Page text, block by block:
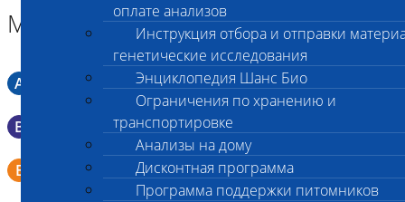
оплате анализов
Инструкция отбора и отправки
генетические исследования
Энциклопедия Шанс Био
Ограничения по хранению и
транспортировке
Анализы на дому
Дисконтная программа
Программа поддержки питомников
Материал
A Мазок в пробирку со средой Кери-Блера
B Мазок в пробирку со средой Эймса (Стюарта)
E
Смывы со слизистых в пробирку Эппендорфа (с
физраствором 0.5 мл)